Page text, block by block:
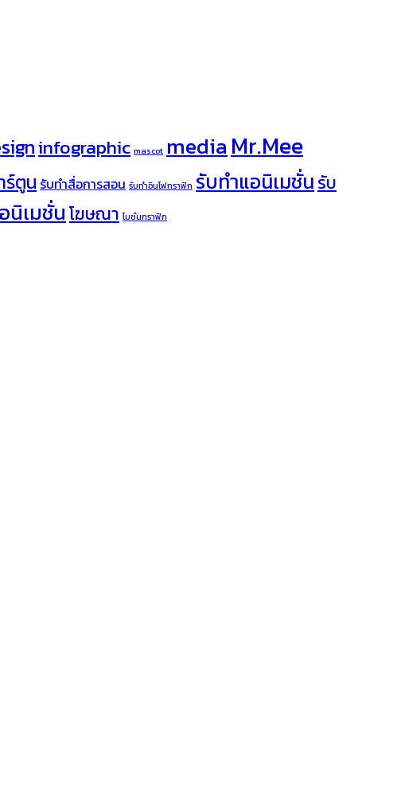
infographic mascot mediaMr.Mee
ร์ตูน รับทำสื่อการสอน รับทำอินโฟกราฟิก รับทำแอนิเมชั่นรับ
นิเมชั่นโฆษณา โมชั่นกราฟิก